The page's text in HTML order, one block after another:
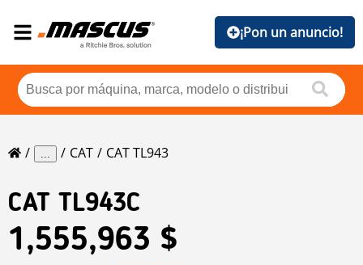
¡Pon un anuncio!
... CAT CAT TL943
CAT TL943C
1,555,963 $